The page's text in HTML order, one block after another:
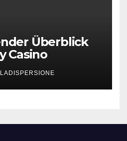
Überblick
Casino
LADISPERSIONE